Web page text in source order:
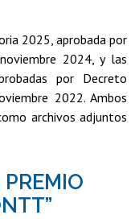
2025, aprobada por
2024, y las
por Decreto
2022. Ambos
archivos adjuntos